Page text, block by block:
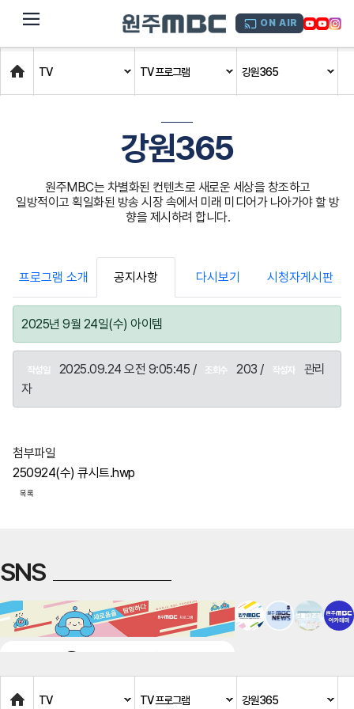
dehaze ON AIR
Home
TV TV 프로그램 강원365
강원365
원주MBC는 차별화된 컨텐츠로 새로운 세상을 창조하고
일방적이고 획일화된 방송 시장 속에서 미래 미디어가 나아가야 할 방
향을 제시하려 합니다.
프로그램 소개 공지사항 다시보기 시청자게시판
2025년 9월 24일(수) 아이템
작성일 2025.09.24 오전 9:05:45 / 조회수 203 / 작성자
관리
자
첨부파일
250924(수) 큐시트.hwp
목록
SNS
Home
TV TV 프로그램 강원365